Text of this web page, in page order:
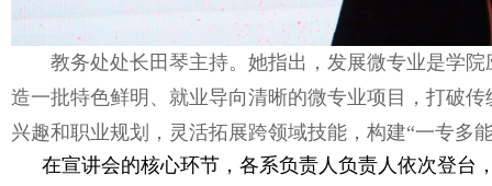
教务处处长田琴主持。她指出，发展微专业是学
造一批特色鲜明、就业导向清晰的微专业项目，打破
兴趣和职业规划，灵活拓展跨领域技能，构建“一专多
在宣讲会的核心环节，各系负责人负责人依次登台